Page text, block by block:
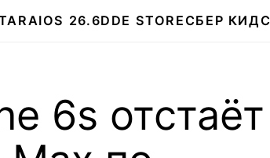
IOS 26.6DDE STORE СБЕР КИДС
6s отстаёт